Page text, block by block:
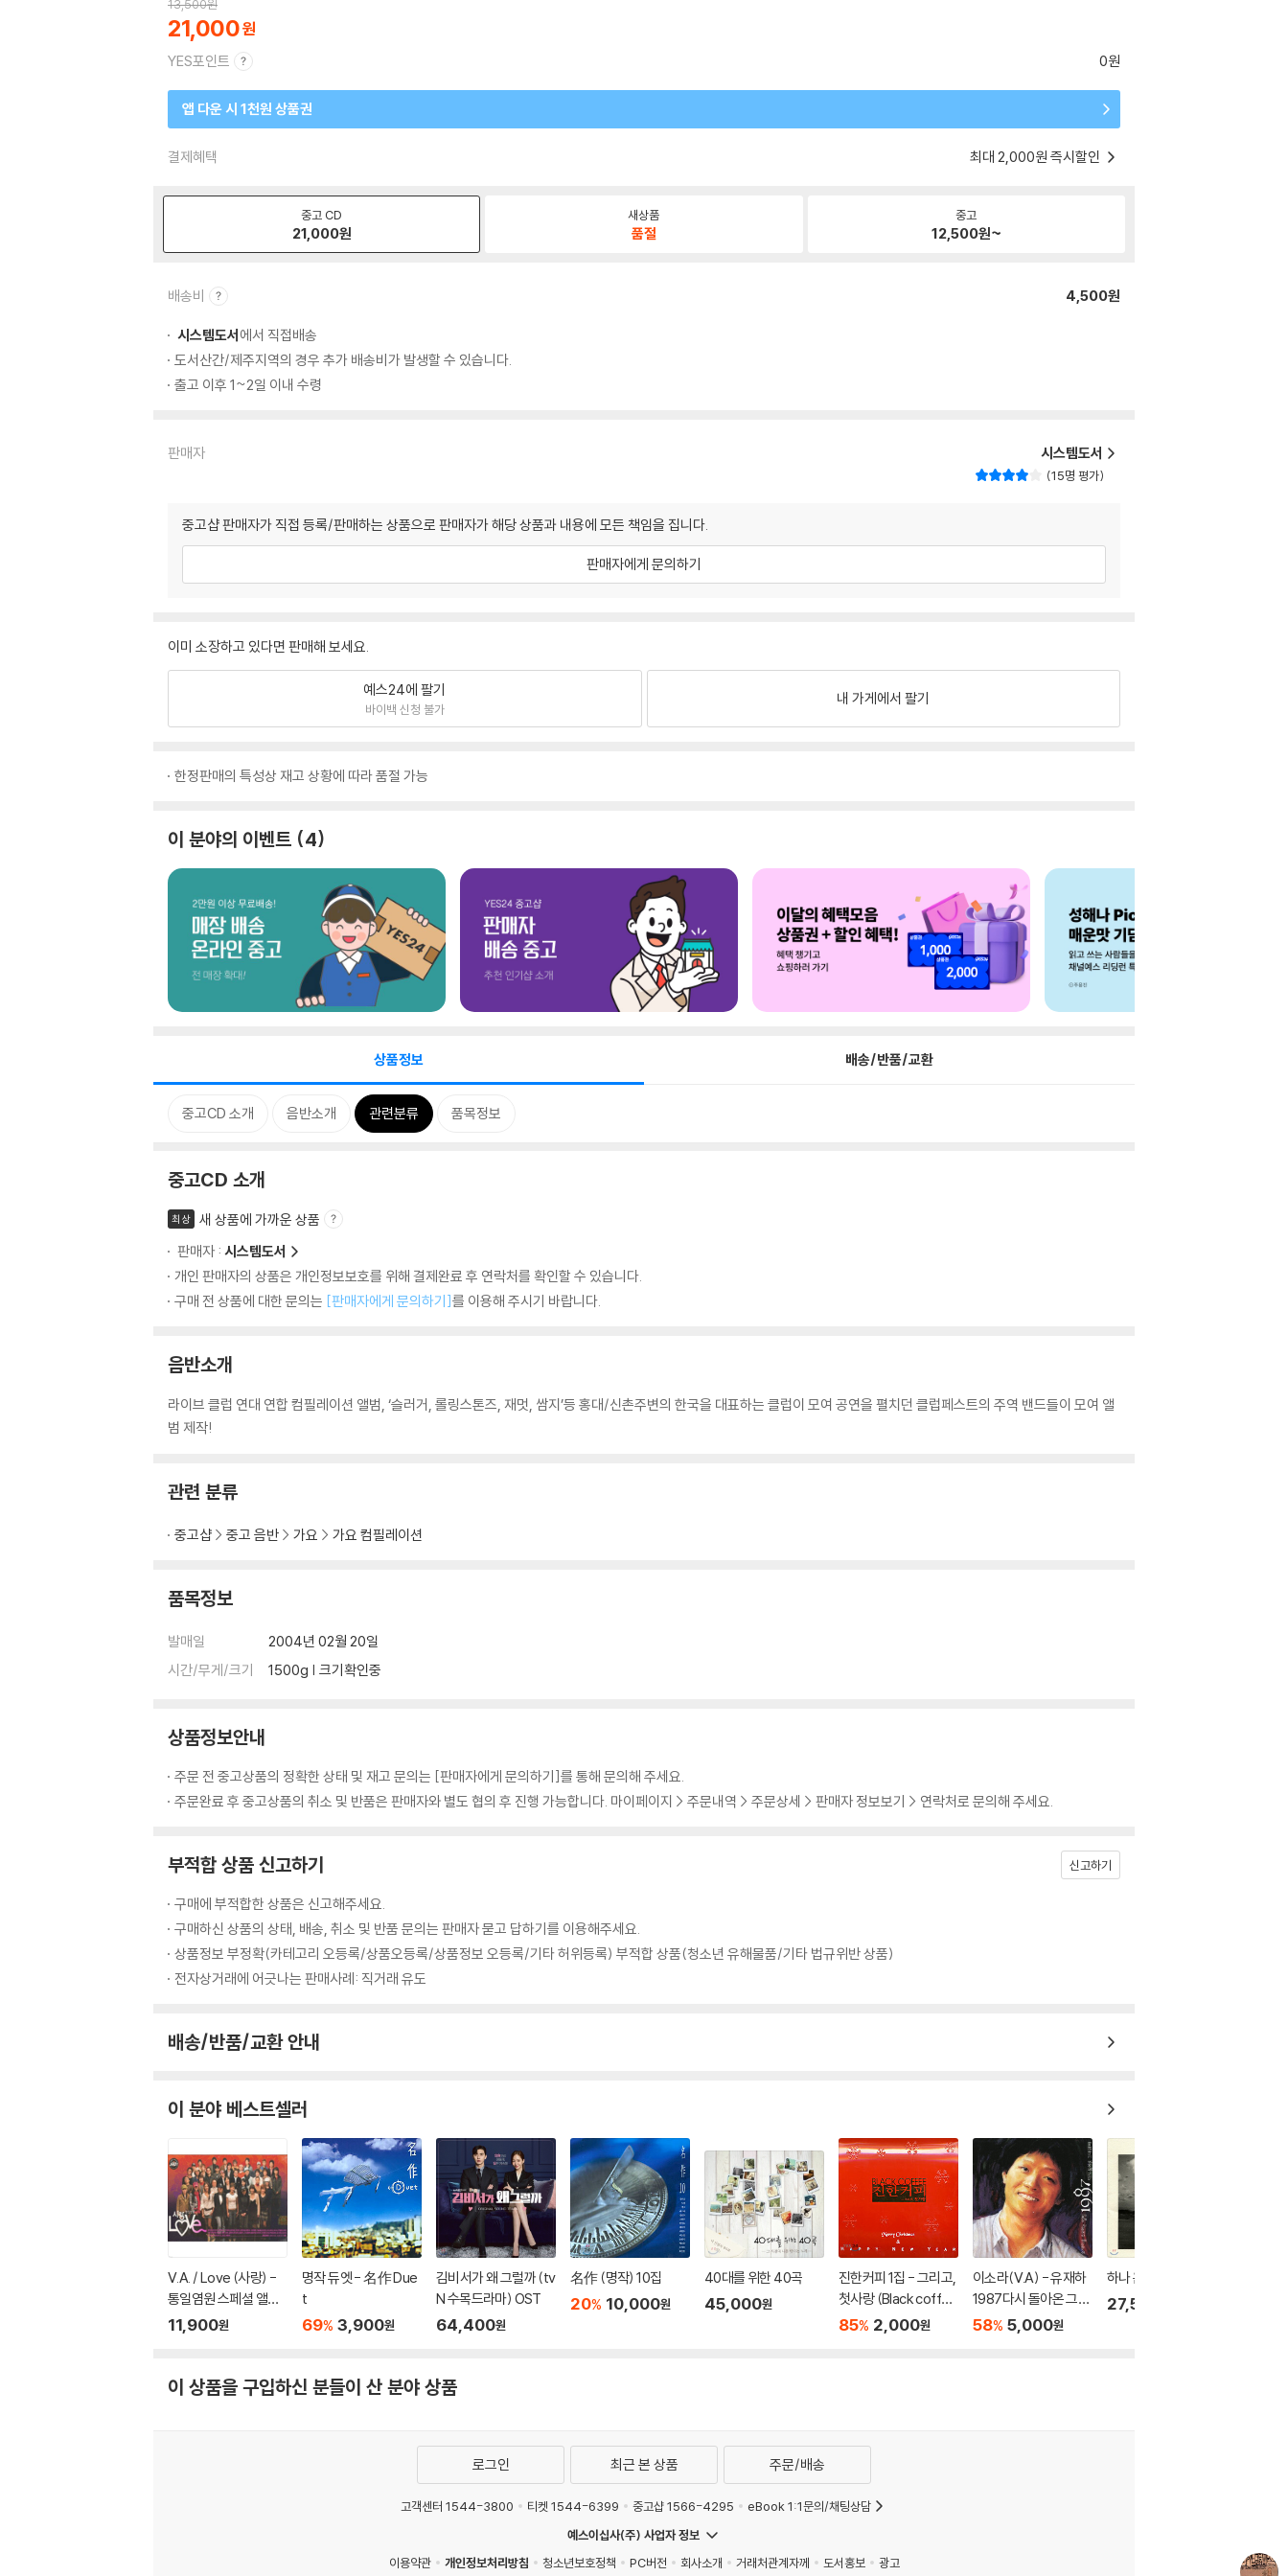
13,500원
21,000
YES포인트 0원
앱 다운 시 1천원 상품권
결제혜택 최대 2,000원 즉시할인
중고 CD
21,000원
새상품
품절
중고
12,500원~
배송비 4,500원
시스템도서에서 직접배송
도서산간/제주지역의 경우 추가 배송비가 발생할 수 있습니다.
출고 이후 1~2일 이내 수령
판매자 시스템도서
15명 평가
중고샵 판매자가 직접 등록/판매하는 상품으로 판매자가 해당 상품과 내용에 모든 책임을 집니다.
판매자에게 문의하기
이미 소장하고 있다면 판매해 보세요.
예스24에 팔기
바이백 신청 불가
내 가게에서 팔기
한정판매의 특성상 재고 상황에 따라 품절 가능
이 분야의 이벤트 4
상품정보 배송/반품/교환
중고CD 소개 음반소개 관련분류 품목정보
중고CD 소개
최상
새 상품에 가까운 상품
판매자 : 시스템도서
개인 판매자의 상품은 개인정보보호를 위해 결제완료 후 연락처를 확인할 수 있습니다.
구매 전 상품에 대한 문의는 [판매자에게 문의하기]를 이용해 주시기 바랍니다.
음반소개
라이브 클럽 연대 연합 컴필레이션 앨범, ‘슬러거, 롤링스톤즈, 재멋, 쌈지’등 홍대/신촌주변의 한국을 대표하는 클럽이 모여 공연을 펼치던 클럽페스트의 주역 밴드들이 모여 앨
범 제작!
관련 분류
중고샵 중고 음반 가요 가요 컴필레이션
품목정보
발매일
2004년 02월 20일
시간/무게/크기
1500g | 크기확인중
상품정보안내
주문 전 중고상품의 정확한 상태 및 재고 문의는 [판매자에게 문의하기]를 통해 문의해 주세요.
주문완료 후 중고상품의 취소 및 반품은 판매자와 별도 협의 후 진행 가능합니다. 마이페이지 > 주문내역 > 주문상세 > 판매자 정보보기 > 연락처로 문의해 주세요.
부적합 상품 신고하기 신고하기
구매에 부적합한 상품은 신고해주세요.
구매하신 상품의 상태, 배송, 취소 및 반품 문의는 판매자 묻고 답하기를 이용해주세요.
상품정보 부정확(카테고리 오등록/상품오등록/상품정보 오등록/기타 허위등록) 부적합 상품(청소년 유해물품/기타 법규위반 상품)
전자상거래에 어긋나는 판매사례: 직거래 유도
배송/반품/교환 안내
이 분야 베스트셀러
V.A. / Love (사랑) -
통일염원 스페셜 앨범
(2CD/Digipack)
11,900원
명작 듀엣 - 名作 Due
t
69% 3,900원
김비서가 왜 그럴까 (tv
N 수목드라마) OST
64,400원
名作 (명작) 10집
20% 10,000원
40대를 위한 40곡
45,000원
진한커피 1집 - 그리고,
첫사랑 (Black coffe
e)
85% 2,000원
이소라(V.A) - 유재하
1987다시 돌아온 그대
위해 추모앨범
58% 5,000원
하나 옴니버스 : 바다
27,500
이 상품을 구입하신 분들이 산 분야 상품
로그인 최근 본 상품 주문/배송
고객센터 1544-3800 티켓 1544-6399 중고샵 1566-4295
eBook 1:1문의/채팅상담
예스이십사(주) 사업자 정보
이용약관
개인정보처리방침 청소년보호정책 PC버전 회사소개 거래처관계자께 도서홍보 광고